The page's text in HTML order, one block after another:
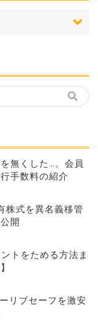
無くした…。会員
手数料の紹介
株式を異名義移管
開
トをためる方法ま
リブセーフを激安